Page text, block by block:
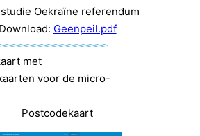
Oekraïne referendum
Download: Geenpeil.pdf
met
voor de micro-
Postcodekaart